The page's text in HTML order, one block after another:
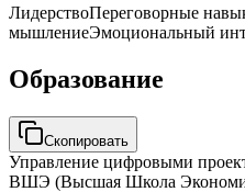
ЛидерствоПереговорные
мышлениеЭмоциональный
Образование
Скопировать
Управление цифровыми
ВШЭ (Высшая Школа